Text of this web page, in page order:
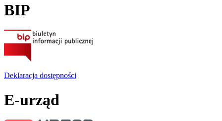
BIP
Deklaracja dostępności
E-urząd